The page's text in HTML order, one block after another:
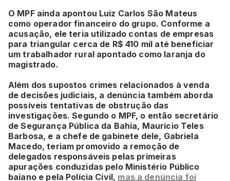
O MPF ainda apontou Luiz Carlos São Mateus
como operador financeiro do grupo. Conforme a
acusação, ele teria utilizado contas de empresas
para triangular cerca de R$ 410 mil até beneficiar
um trabalhador rural apontado como laranja do
magistrado.
Além dos supostos crimes relacionados à venda
de decisões judiciais, a denúncia também aborda
possíveis tentativas de obstrução das
investigações. Segundo o MPF, o então secretário
de Segurança Pública da Bahia, Maurício Teles
Barbosa, e a chefe de gabinete dele, Gabriela
Macedo, teriam promovido a remoção de
delegados responsáveis pelas primeiras
apurações conduzidas pelo Ministério Público
baiano e pela Polícia Civil, mas a denúncia foi